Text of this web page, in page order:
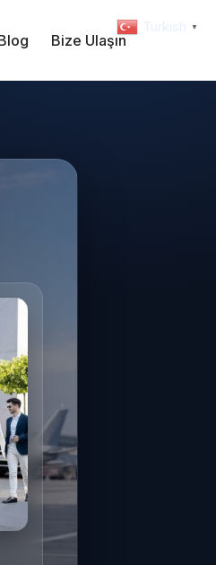
Bize Ulaşın
Turkish ▼